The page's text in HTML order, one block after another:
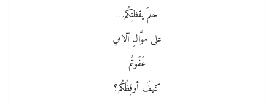
حلمَ يقظتِكُم…
على موَّالِ آلامي
غَفَوتُم
كيفَ أوقِظُكُم؟